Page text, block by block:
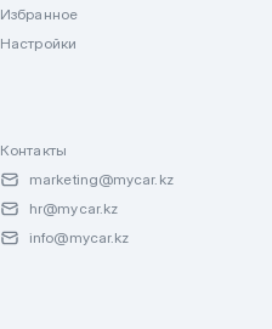
Избранное
Настройки
Контакты
marketing@mycar.kz
hr@mycar.kz
info@mycar.kz